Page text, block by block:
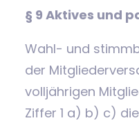
§ 9 Aktives und
Wahl- und
der
volljährigen
Ziffer 1 a) b) c)